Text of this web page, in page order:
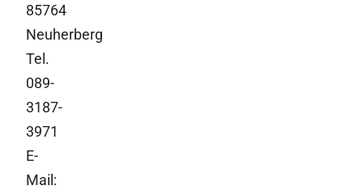
85764
Neuherberg
Tel.
089-
3187-
3971
E-
Mail: